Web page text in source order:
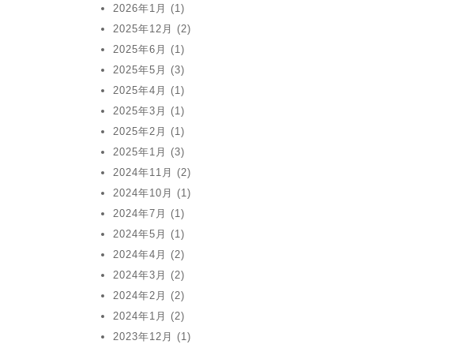
2026年1月
(1)
2025年12月
(2)
2025年6月
(1)
2025年5月
(3)
2025年4月
(1)
2025年3月
(1)
2025年2月
(1)
2025年1月
(3)
2024年11月
(2)
2024年10月
(1)
2024年7月
(1)
2024年5月
(1)
2024年4月
(2)
2024年3月
(2)
2024年2月
(2)
2024年1月
(2)
2023年12月
(1)